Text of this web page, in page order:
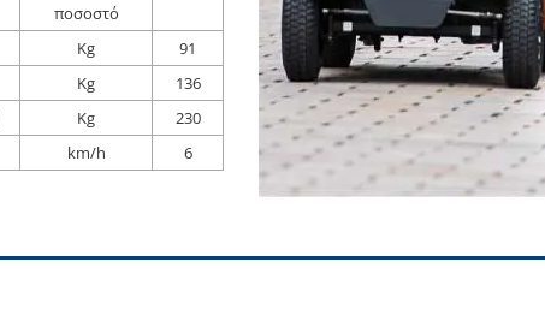
ποσοστό
Kg
91
Kg
136
Kg
230
km/h 6